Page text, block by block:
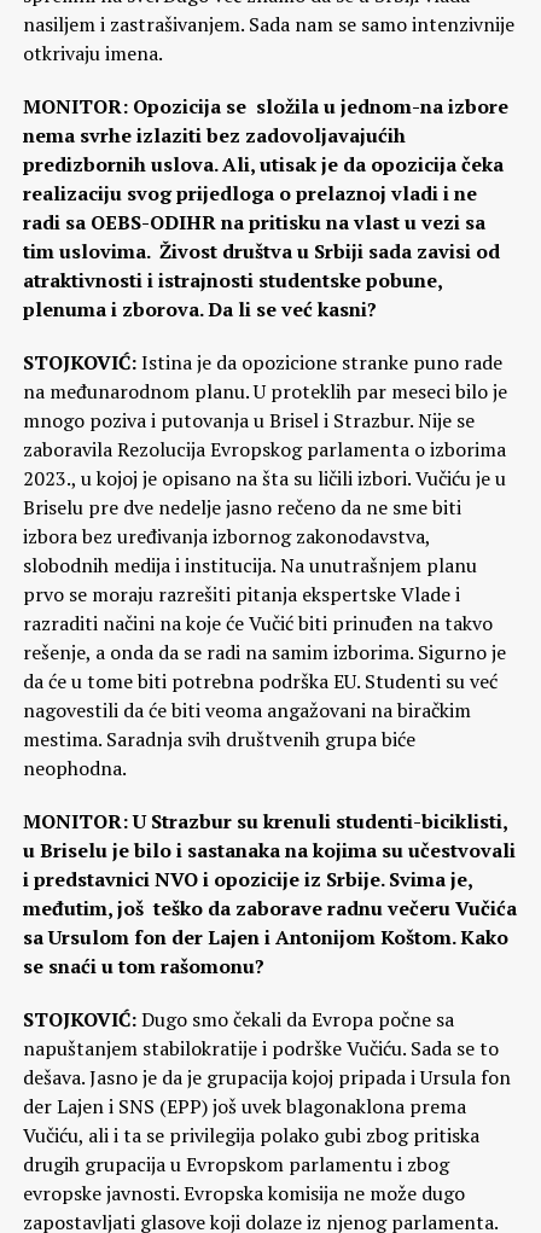
nasiljem i zastrašivanjem. Sada nam se samo intenzivnije
otkrivaju imena.
MONITOR: Opozicija se složila u jednom-na izbore
nema svrhe izlaziti bez zadovoljavajućih
predizbornih uslova. Ali, utisak je da opozicija čeka
realizaciju svog prijedloga o prelaznoj vladi i ne
radi sa OEBS-ODIHR na pritisku na vlast u vezi sa
tim uslovima. Živost društva u Srbiji sada zavisi od
atraktivnosti i istrajnosti studentske pobune,
plenuma i zborova. Da li se već kasni?
STOJKOVIĆ:Istina je da opozicione stranke puno rade
na međunarodnom planu. U proteklih par meseci bilo je
mnogo poziva i putovanja u Brisel i Strazbur. Nije se
zaboravila Rezolucija Evropskog parlamenta o izborima
2023., u kojoj je opisano na šta su ličili izbori. Vučiću je u
Briselu pre dve nedelje jasno rečeno da ne sme biti
izbora bez uređivanja izbornog zakonodavstva,
slobodnih medija i institucija. Na unutrašnjem planu
prvo se moraju razrešiti pitanja ekspertske Vlade i
razraditi načini na koje će Vučić biti prinuđen na takvo
rešenje, a onda da se radi na samim izborima. Sigurno je
da će u tome biti potrebna podrška EU. Studenti su već
nagovestili da će biti veoma angažovani na biračkim
mestima. Saradnja svih društvenih grupa biće
neophodna.
MONITOR: U Strazbur su krenuli studenti-biciklisti,
u Briselu je bilo i sastanaka na kojima su učestvovali
i predstavnici NVO i opozicije iz Srbije. Svima je,
međutim, još teško da zaborave radnu večeru Vučića
sa Ursulom fon der Lajen i Antonijom Koštom. Kako
se snaći u tom rašomonu?
STOJKOVIĆ:Dugo smo čekali da Evropa počne sa
napuštanjem stabilokratije i podrške Vučiću. Sada se to
dešava. Jasno je da je grupacija kojoj pripada i Ursula fon
der Lajen i SNS (EPP) još uvek blagonaklona prema
Vučiću, ali i ta se privilegija polako gubi zbog pritiska
drugih grupacija u Evropskom parlamentu i zbog
evropske javnosti. Evropska komisija ne može dugo
zapostavljati glasove koji dolaze iz njenog parlamenta.